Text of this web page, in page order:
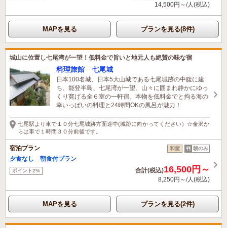
14,500円～/人(税込)
MAPを見る プランを見る(8件)
城山に位置し七尾湾が一望！低料金で旨いと地元人も絶賛の味な宿
料理旅館 七尾城
日本100名城、日本5大山城である七尾城跡の中腹に建
ち、能登半島、七尾湾が一望。山々に囲まれ静かにゆっ
くり寛げる全６室の一軒宿。本物を低料金でと拘る海の
幸いっぱいの料理と24時間OKの風呂が魅力！
七尾駅より車で１０分七尾城跡方面途中(城跡に向かってください）☆金沢か
らは車で１時間３０分前後です。
宿泊プラン 和室 朝のみ
夕食なし 朝食付プラン
ポイント2% 合計(税込)16,500円～
8,250円～/人(税込)
MAPを見る プランを見る(2件)